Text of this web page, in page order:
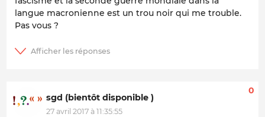
langue macronienne est un trou noir qui me trouble.
Pas vous ?
sgd (bientôt disponible )
27 avril 2017 à 11:35:55
0